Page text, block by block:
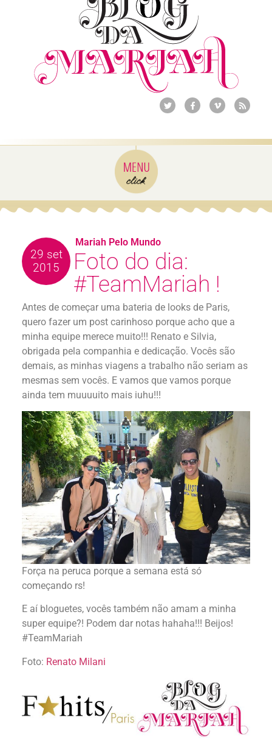
29 set
2015
Foto do dia:
#TeamMariah !
Antes de começar uma bateria de looks de Paris,
quero fazer um post carinhoso porque acho que a
minha equipe merece muito!!! Renato e Silvia,
obrigada pela companhia e dedicação. Vocês são
demais, as minhas viagens a trabalho não seriam as
mesmas sem vocês. E vamos que vamos porque
ainda tem muuuuito mais iuhu!!!
Força na peruca porque a semana está só
começando rs!
E aí bloguetes, vocês também não amam a minha
super equipe?! Podem dar notas hahaha!!! Beijos!
#TeamMariah
Foto: Renato Milani
Mariah Pelo Mundo